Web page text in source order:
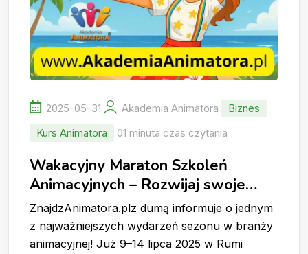
2025-05-31 Akademia Animatora
Biznes
Kurs Animatora
01 minuta czas czytania
Wakacyjny Maraton Szkoleń
Animacyjnych – Rozwijaj swoje
umiejętności latem!
ZnajdzAnimatora.plz dumą informuje o jednym
z najważniejszych wydarzeń sezonu w branży
animacyjnej! Już 9–14 lipca 2025 w Rumi